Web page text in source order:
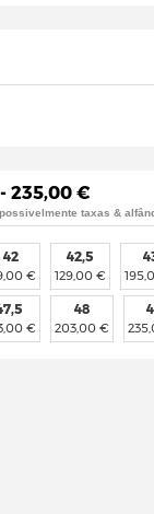
235,00 €
taxas &
42
€
42,5
129,00 €
€
48
203,00 €